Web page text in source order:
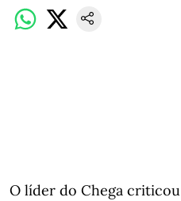
O líder do Chega criticou